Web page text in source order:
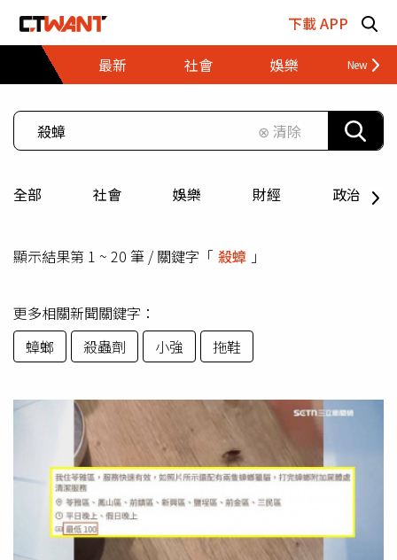
下載 APP
最新
社會 娛樂 財經
⊗ 清除
全部 社會 娛樂 財經 政治
顯示結果第 1 ~ 20 筆 / 關鍵字「 殺蟑 」
更多相關新聞關鍵字：
蟑螂
殺蟲劑 小強 拖鞋